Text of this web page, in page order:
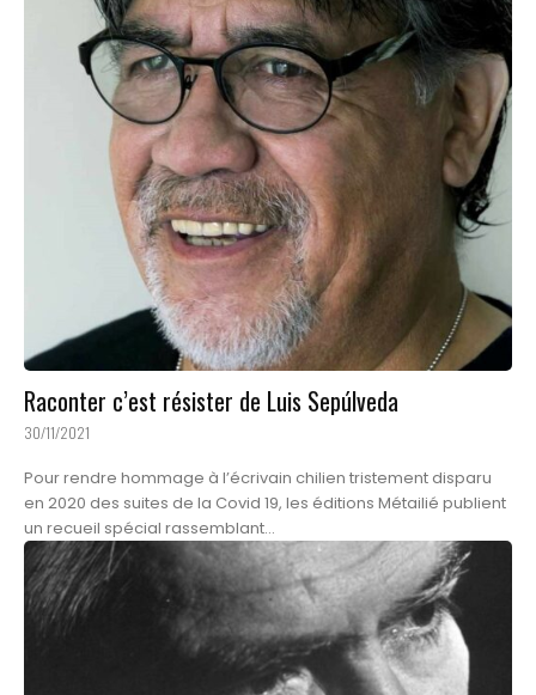
Raconter c’est résister de Luis Sepúlveda
30/11/2021
Pour rendre hommage à l’écrivain chilien tristement disparu
en 2020 des suites de la Covid 19, les éditions Métailié publient
un recueil spécial rassemblant...